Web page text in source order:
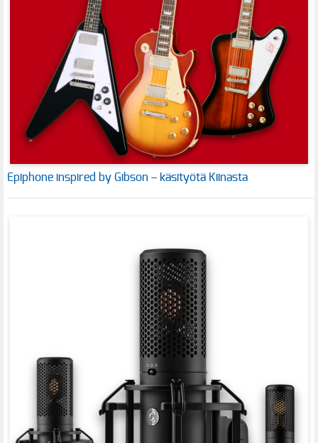
Epiphone inspired by Gibson – käsityötä Kiinasta